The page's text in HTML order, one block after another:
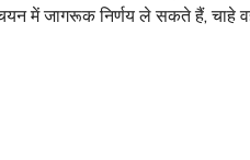
में जागरूक निर्णय ले सकते हैं, चाहे